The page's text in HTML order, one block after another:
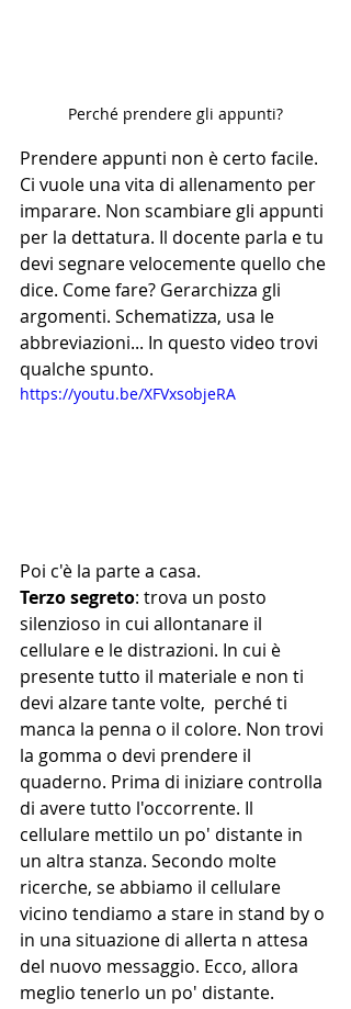
Perché prendere gli appunti?
Prendere appunti non è certo facile.
Ci vuole una vita di allenamento per
imparare. Non scambiare gli appunti
per la dettatura. Il docente parla e tu
devi segnare velocemente quello che
dice. Come fare? Gerarchizza gli
argomenti. Schematizza, usa le
abbreviazioni... In questo video trovi
qualche spunto.
https://youtu.be/XFVxsobjeRA
Poi c'è la parte a casa.
Terzo segreto: trova un posto
silenzioso in cui allontanare il
cellulare e le distrazioni. In cui è
presente tutto il materiale e non ti
devi alzare tante volte,  perché ti
manca la penna o il colore. Non trovi
la gomma o devi prendere il
quaderno. Prima di iniziare controlla
di avere tutto l'occorrente. Il
cellulare mettilo un po' distante in
un altra stanza. Secondo molte
ricerche, se abbiamo il cellulare
vicino tendiamo a stare in stand by o
in una situazione di allerta n attesa
del nuovo messaggio. Ecco, allora
meglio tenerlo un po' distante.